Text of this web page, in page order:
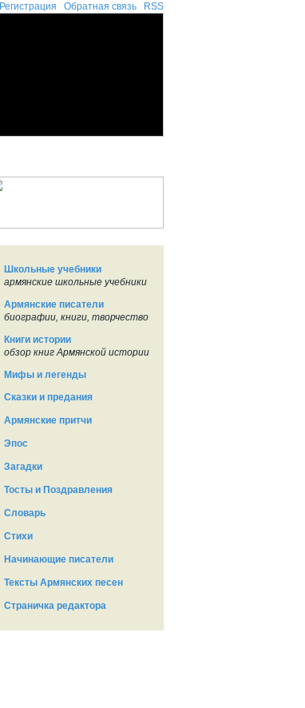
Регистрация Обратная связь RSS
Школьные учебники
армянские школьные учебники
Армянские писатели
биографии, книги, творчество
Книги истории
обзор книг Армянской истории
Мифы и легенды
Сказки и предания
Армянские притчи
Эпос
Загадки
Тосты и Поздравления
Словарь
Стихи
Начинающие писатели
Тексты Армянских песен
Страничка редактора